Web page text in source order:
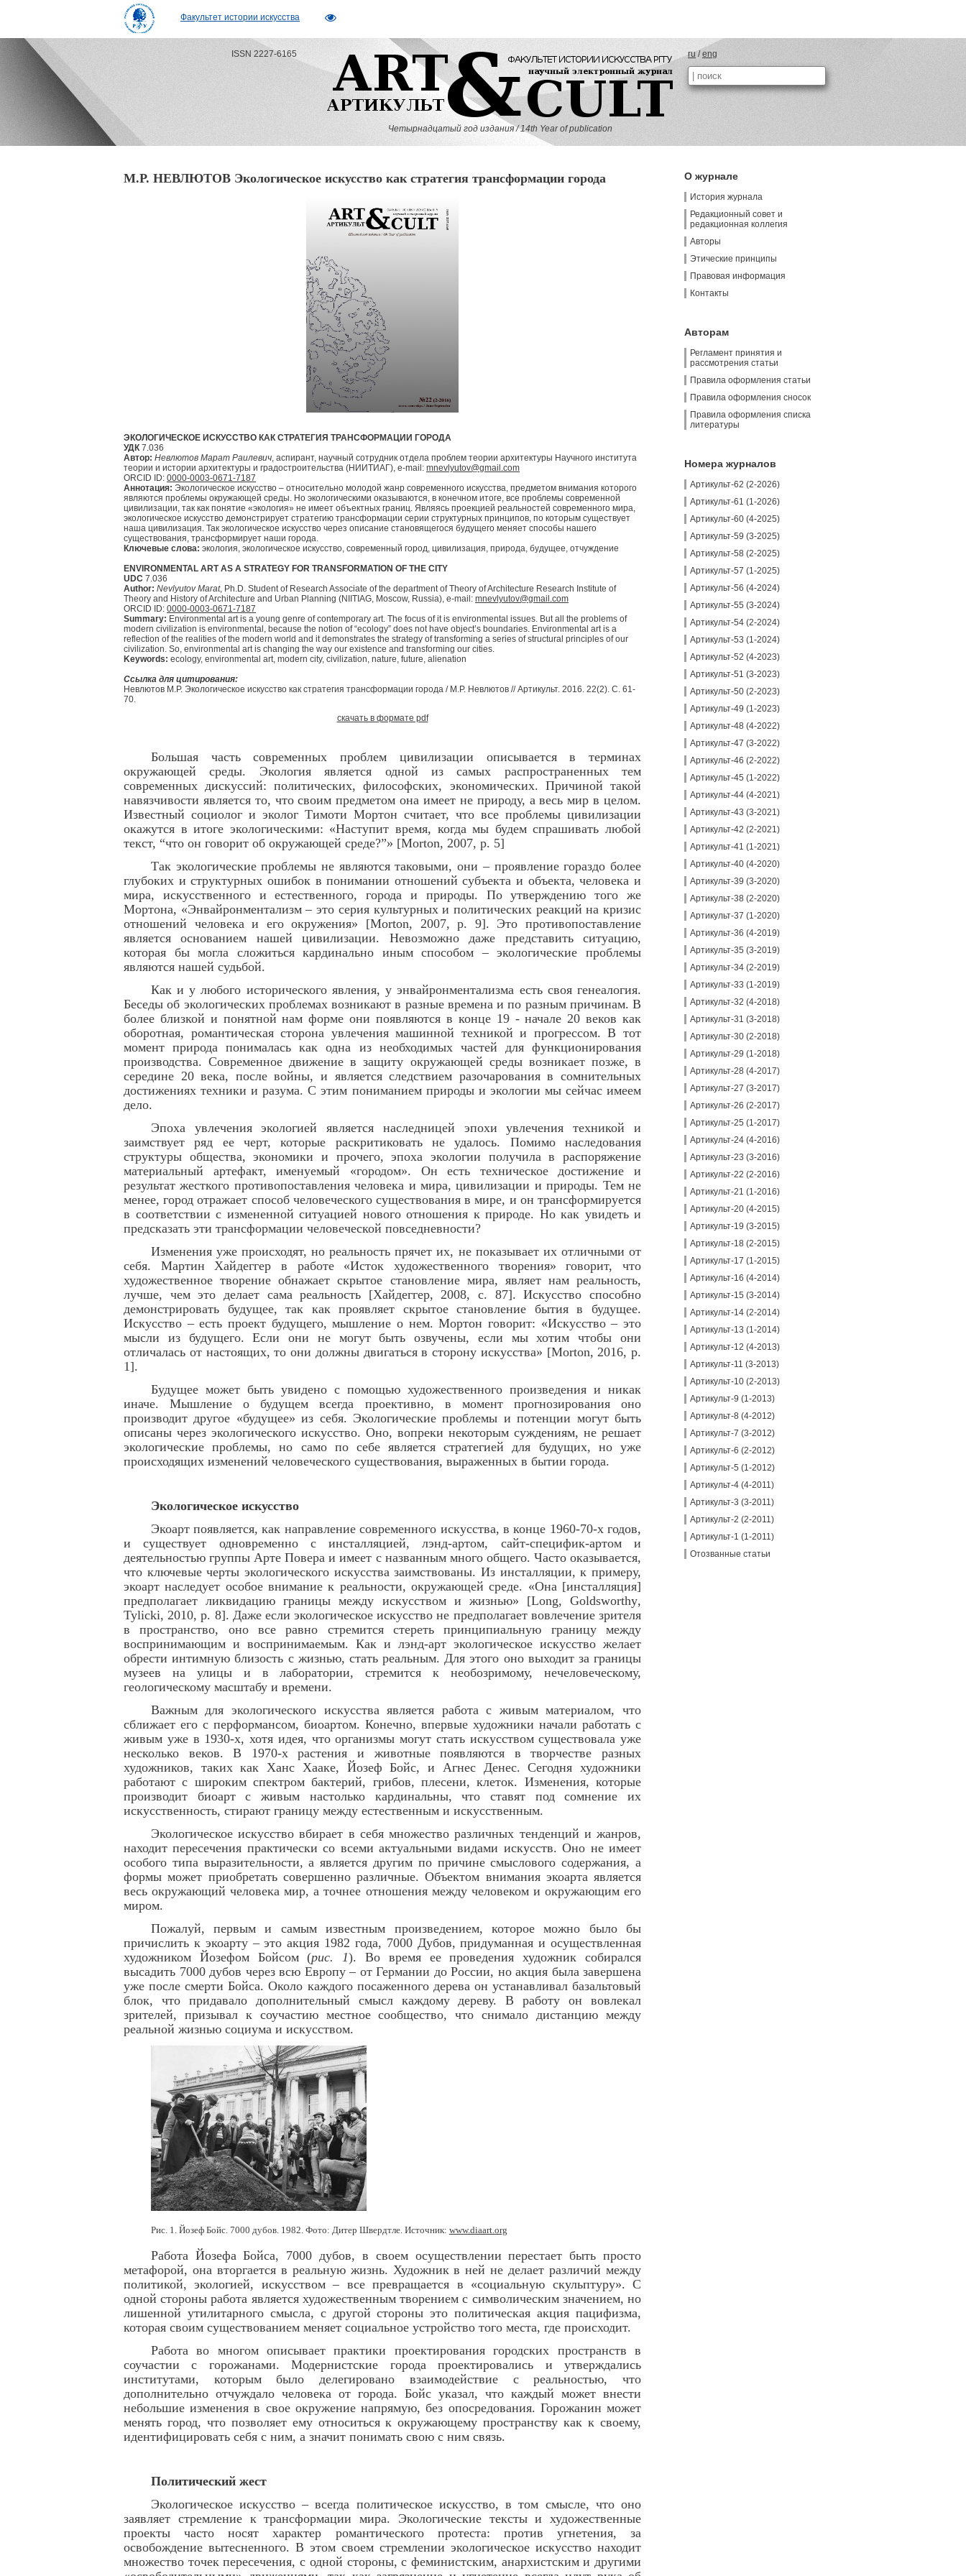
Факультет истории искусства
ISSN 2227-6165
Четырнадцатый год издания / 14th Year of publication
ru/ eng
М.Р. НЕВЛЮТОВ Экологическое искусство как стратегия трансформации города
ЭКОЛОГИЧЕСКОЕ ИСКУССТВО КАК СТРАТЕГИЯ ТРАНСФОРМАЦИИ ГОРОДА
УДК 7.036
Автор: Невлютов Марат Раилевич, аспирант, научный сотрудник отдела проблем теории архитектуры Научного института
теории и истории архитектуры и градостроительства (НИИТИАГ), e-mail: mnevlyutov@gmail.com
ORCID ID: 0000-0003-0671-7187
Аннотация: Экологическое искусство – относительно молодой жанр современного искусства, предметом внимания которого
являются проблемы окружающей среды. Но экологическими оказываются, в конечном итоге, все проблемы современной
цивилизации, так как понятие «экология» не имеет объектных границ. Являясь проекцией реальностей современного мира,
экологическое искусство демонстрирует стратегию трансформации серии структурных принципов, по которым существует
наша цивилизация. Так экологическое искусство через описание становящегося будущего меняет способы нашего
существования, трансформирует наши города.
Ключевые слова: экология, экологическое искусство, современный город, цивилизация, природа, будущее, отчуждение
ENVIRONMENTAL ART AS A STRATEGY FOR TRANSFORMATION OF THE CITY
UDC 7.036
Author: Nevlyutov Marat, Ph.D. Student of Research Associate of the department of Theory of Architecture Research Institute of
Theory and History of Architecture and Urban Planning (NIITIAG, Moscow, Russia), e-mail: mnevlyutov@gmail.com
ORCID ID: 0000-0003-0671-7187
Summary: Environmental art is a young genre of contemporary art. The focus of it is environmental issues. But all the problems of
modern civilization is environmental, because the notion of “ecology” does not have object’s boundaries. Environmental art is a
reflection of the realities of the modern world and it demonstrates the strategy of transforming a series of structural principles of our
civilization. So, environmental art is changing the way our existence and transforming our cities.
Keywords: ecology, environmental art, modern city, civilization, nature, future, alienation
Ссылка для цитирования:
Невлютов М.Р. Экологическое искусство как стратегия трансформации города / М.Р. Невлютов // Артикульт. 2016. 22(2). С. 61-
70.
скачать в формате pdf
Большая часть современных проблем цивилизации описывается в терминах
окружающей среды. Экология является одной из самых распространенных тем
современных дискуссий: политических, философских, экономических. Причиной такой
навязчивости является то, что своим предметом она имеет не природу, а весь мир в целом.
Известный социолог и эколог Тимоти Мортон считает, что все проблемы цивилизации
окажутся в итоге экологическими: «Наступит время, когда мы будем спрашивать любой
текст, “что он говорит об окружающей среде?”» [Morton, 2007, p. 5]
Так экологические проблемы не являются таковыми, они – проявление гораздо более
глубоких и структурных ошибок в понимании отношений субъекта и объекта, человека и
мира, искусственного и естественного, города и природы. По утверждению того же
Мортона, «Энвайронментализм – это серия культурных и политических реакций на кризис
отношений человека и его окружения» [Morton, 2007,p. 9]. Это противопоставление
является основанием нашей цивилизации. Невозможно даже представить ситуацию,
которая бы могла сложиться кардинально иным способом – экологические проблемы
являются нашей судьбой.
Как и у любого исторического явления, у энвайронментализма есть своя генеалогия.
Беседы об экологических проблемах возникают в разные времена и по разным причинам. В
более близкой и понятной нам форме они появляются в конце 19 - начале 20 веков как
оборотная, романтическая сторона увлечения машинной техникой и прогрессом. В тот
момент природа понималась как одна из необходимых частей для функционирования
производства. Современное движение в защиту окружающей среды возникает позже, в
середине 20 века, после войны, и является следствием разочарования в сомнительных
достижениях техники и разума. С этим пониманием природы и экологии мы сейчас имеем
дело.
Эпоха увлечения экологией является наследницей эпохи увлечения техникой и
заимствует ряд ее черт, которые раскритиковать не удалось. Помимо наследования
структуры общества, экономики и прочего, эпоха экологии получила в распоряжение
материальный артефакт, именуемый «городом». Он есть техническое достижение и
результат жесткого противопоставления человека и мира, цивилизации и природы. Тем не
менее, город отражает способ человеческого существования в мире, и он трансформируется
в соответствии с измененной ситуацией нового отношения к природе. Но как увидеть и
предсказать эти трансформации человеческой повседневности?
Изменения уже происходят, но реальность прячет их, не показывает их отличными от
себя. Мартин Хайдеггер в работе «Исток художественного творения» говорит, что
художественное творение обнажает скрытое становление мира, являет нам реальность,
лучше, чем это делает сама реальность [Хайдеггер, 2008, с. 87]. Искусство способно
демонстрировать будущее, так как проявляет скрытое становление бытия в будущее.
Искусство – есть проект будущего, мышление о нем. Мортон говорит: «Искусство – это
мысли из будущего. Если они не могут быть озвучены, если мы хотим чтобы они
отличалась от настоящих, то они должны двигаться в сторону искусства» [Morton, 2016, p.
1].
Будущее может быть увидено с помощью художественного произведения и никак
иначе. Мышление о будущем всегда проективно, в момент прогнозирования оно
производит другое «будущее» из себя. Экологические проблемы и потенции могут быть
описаны через экологического искусство. Оно, вопреки некоторым суждениям, не решает
экологические проблемы, но само по себе является стратегией для будущих, но уже
происходящих изменений человеческого существования, выраженных в бытии города.
Экологическое искусство
Экоарт появляется, как направление современного искусства, в конце 1960-70-х годов,
и существует одновременно с инсталляцией, лэнд-артом, сайт-специфик-артом и
деятельностью группы Арте Повера и имеет с названным много общего. Часто оказывается,
что ключевые черты экологического искусства заимствованы. Из инсталляции, к примеру,
экоарт наследует особое внимание к реальности, окружающей среде. «Она [инсталляция]
предполагает ликвидацию границы между искусством и жизнью» [Long, Goldsworthy,
Tylicki, 2010,p. 8]. Даже если экологическое искусство не предполагает вовлечение зрителя
в пространство, оно все равно стремится стереть принципиальную границу между
воспринимающим и воспринимаемым. Как и лэнд-арт экологическое искусство желает
обрести интимную близость с жизнью, стать реальным. Для этого оно выходит за границы
музеев на улицы и в лаборатории, стремится к необозримому, нечеловеческому,
геологическому масштабу и времени.
Важным для экологического искусства является работа с живым материалом, что
сближает его с перформансом, биоартом. Конечно, впервые художники начали работать с
живым уже в 1930-х, хотя идея, что организмы могут стать искусством существовала уже
несколько веков. В 1970-х растения и животные появляются в творчестве разных
художников, таких как Ханс Хааке, Йозеф Бойс, и Агнес Денес. Сегодня художники
работают с широким спектром бактерий, грибов, плесени, клеток. Изменения, которые
производит биоарт с живым настолько кардинальны, что ставят под сомнение их
искусственность, стирают границу между естественным и искусственным.
Экологическое искусство вбирает в себя множество различных тенденций и жанров,
находит пересечения практически со всеми актуальными видами искусств. Оно не имеет
особого типа выразительности, а является другим по причине смыслового содержания, а
формы может приобретать совершенно различные. Объектом внимания экоарта является
весь окружающий человека мир, а точнее отношения между человеком и окружающим его
миром.
Пожалуй, первым и самым известным произведением, которое можно было бы
причислить к экоарту – это акция 1982 года, 7000 Дубов, придуманная и осуществленная
художником Йозефом Бойсом (рис. 1). Во время ее проведения художник собирался
высадить 7000 дубов через всю Европу – от Германии до России, но акция была завершена
уже после смерти Бойса. Около каждого посаженного дерева он устанавливал базальтовый
блок, что придавало дополнительный смысл каждому дереву. В работу он вовлекал
зрителей, призывал к соучастию местное сообщество, что снимало дистанцию между
реальной жизнью социума и искусством.
Рис. 1. Йозеф Бойс. 7000 дубов. 1982. Фото: Дитер Швердтле. Источник: www.diaart.org
Работа Йозефа Бойса, 7000 дубов, в своем осуществлении перестает быть просто
метафорой, она вторгается в реальную жизнь. Художник в ней не делает различий между
политикой, экологией, искусством – все превращается в «социальную скульптуру». С
одной стороны работа является художественным творением с символическим значением, но
лишенной утилитарного смысла, с другой стороны это политическая акция пацифизма,
которая своим существованием меняет социальное устройство того места, где происходит.
Работа во многом описывает практики проектирования городских пространств в
соучастии с горожанами. Модернистские города проектировались и утверждались
институтами, которым было делегировано взаимодействие с реальностью, что
дополнительно отчуждало человека от города. Бойс указал, что каждый может внести
небольшие изменения в свое окружение напрямую, без опосредования. Горожанин может
менять город, что позволяет ему относиться к окружающему пространству как к своему,
идентифицировать себя с ним, а значит понимать свою с ним связь.
Политический жест
Экологическое искусство – всегда политическое искусство, в том смысле, что оно
заявляет стремление к трансформации мира. Экологические тексты и художественные
проекты часто носят характер романтического протеста: против угнетения, за
освобождение вытесненного. В этом своем стремлении экологическое искусство находит
множество точек пересечения, с одной стороны, с феминистским, анархистским и другими
О журнале
История журнала
Редакционный совет и
редакционная коллегия
Авторы
Этические принципы
Правовая информация
Контакты
Авторам
Регламент принятия и
рассмотрения статьи
Правила оформления статьи
Правила оформления сносок
Правила оформления списка
литературы
Номера журналов
Артикульт-62 (2-2026)
Артикульт-61 (1-2026)
Артикульт-60 (4-2025)
Артикульт-59 (3-2025)
Артикульт-58 (2-2025)
Артикульт-57 (1-2025)
Артикульт-56 (4-2024)
Артикульт-55 (3-2024)
Артикульт-54 (2-2024)
Артикульт-53 (1-2024)
Артикульт-52 (4-2023)
Артикульт-51 (3-2023)
Артикульт-50 (2-2023)
Артикульт-49 (1-2023)
Артикульт-48 (4-2022)
Артикульт-47 (3-2022)
Артикульт-46 (2-2022)
Артикульт-45 (1-2022)
Артикульт-44 (4-2021)
Артикульт-43 (3-2021)
Артикульт-42 (2-2021)
Артикульт-41 (1-2021)
Артикульт-40 (4-2020)
Артикульт-39 (3-2020)
Артикульт-38 (2-2020)
Артикульт-37 (1-2020)
Артикульт-36 (4-2019)
Артикульт-35 (3-2019)
Артикульт-34 (2-2019)
Артикульт-33 (1-2019)
Артикульт-32 (4-2018)
Артикульт-31 (3-2018)
Артикульт-30 (2-2018)
Артикульт-29 (1-2018)
Артикульт-28 (4-2017)
Артикульт-27 (3-2017)
Артикульт-26 (2-2017)
Артикульт-25 (1-2017)
Артикульт-24 (4-2016)
Артикульт-23 (3-2016)
Артикульт-22 (2-2016)
Артикульт-21 (1-2016)
Артикульт-20 (4-2015)
Артикульт-19 (3-2015)
Артикульт-18 (2-2015)
Артикульт-17 (1-2015)
Артикульт-16 (4-2014)
Артикульт-15 (3-2014)
Артикульт-14 (2-2014)
Артикульт-13 (1-2014)
Артикульт-12 (4-2013)
Артикульт-11 (3-2013)
Артикульт-10 (2-2013)
Артикульт-9 (1-2013)
Артикульт-8 (4-2012)
Артикульт-7 (3-2012)
Артикульт-6 (2-2012)
Артикульт-5 (1-2012)
Артикульт-4 (4-2011)
Артикульт-3 (3-2011)
Артикульт-2 (2-2011)
Артикульт-1 (1-2011)
Отозванные статьи